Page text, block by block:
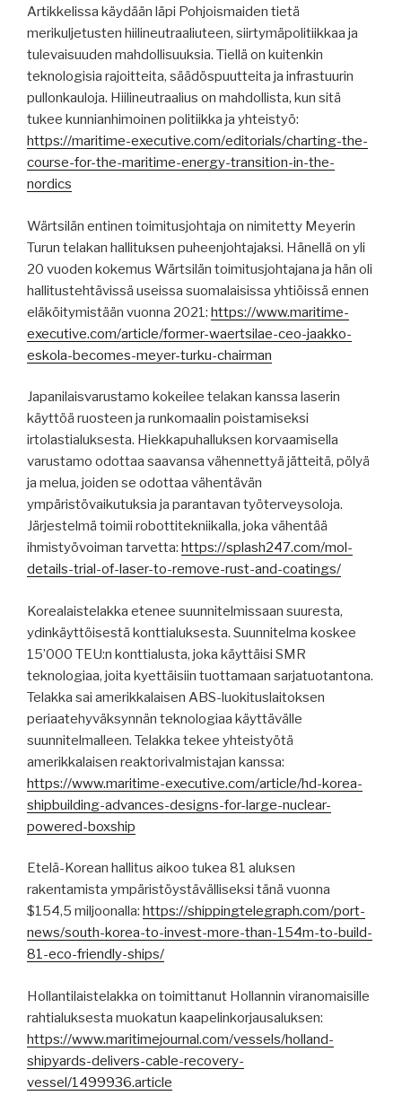
Artikkelissa käydään läpi Pohjoismaiden tietä
merikuljetusten hiilineutraaliuteen, siirtymäpolitiikkaa ja
tulevaisuuden mahdollisuuksia. Tiellä on kuitenkin
teknologisia rajoitteita, säädöspuutteita ja infrastuurin
pullonkauloja. Hiilineutraalius on mahdollista, kun sitä
tukee kunnianhimoinen politiikka ja yhteistyö:
https://maritime-executive.com/editorials/charting-the-
course-for-the-maritime-energy-transition-in-the-
nordics
Wärtsilän entinen toimitusjohtaja on nimitetty Meyerin
Turun telakan hallituksen puheenjohtajaksi. Hänellä on yli
20 vuoden kokemus Wärtsilän toimitusjohtajana ja hän oli
hallitustehtävissä useissa suomalaisissa yhtiöissä ennen
eläköitymistään vuonna 2021: https://www.maritime-
executive.com/article/former-waertsilae-ceo-jaakko-
eskola-becomes-meyer-turku-chairman
Japanilaisvarustamo kokeilee telakan kanssa laserin
käyttöä ruosteen ja runkomaalin poistamiseksi
irtolastialuksesta. Hiekkapuhalluksen korvaamisella
varustamo odottaa saavansa vähennettyä jätteitä, pölyä
ja melua, joiden se odottaa vähentävän
ympäristövaikutuksia ja parantavan työterveysoloja.
Järjestelmä toimii robottitekniikalla, joka vähentää
ihmistyövoiman tarvetta: https://splash247.com/mol-
details-trial-of-laser-to-remove-rust-and-coatings/
Korealaistelakka etenee suunnitelmissaan suuresta,
ydinkäyttöisestä konttialuksesta. Suunnitelma koskee
15’000 TEU:n konttialusta, joka käyttäisi SMR
teknologiaa, joita kyettäisiin tuottamaan sarjatuotantona.
Telakka sai amerikkalaisen ABS-luokituslaitoksen
periaatehyväksynnän teknologiaa käyttävälle
suunnitelmalleen. Telakka tekee yhteistyötä
amerikkalaisen reaktorivalmistajan kanssa:
https://www.maritime-executive.com/article/hd-korea-
shipbuilding-advances-designs-for-large-nuclear-
powered-boxship
Etelä-Korean hallitus aikoo tukea 81 aluksen
rakentamista ympäristöystävälliseksi tänä vuonna
$154,5 miljoonalla: https://shippingtelegraph.com/port-
news/south-korea-to-invest-more-than-154m-to-build-
81-eco-friendly-ships/
Hollantilaistelakka on toimittanut Hollannin viranomaisille
rahtialuksesta muokatun kaapelinkorjausaluksen:
https://www.maritimejournal.com/vessels/holland-
shipyards-delivers-cable-recovery-
vessel/1499936.article